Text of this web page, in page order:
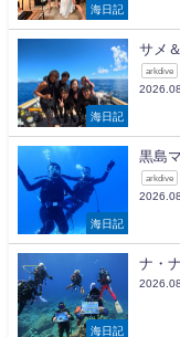
海日記
海日記
サメ
arkdive
海日記
黒島
arkdive
海日記
ナ・